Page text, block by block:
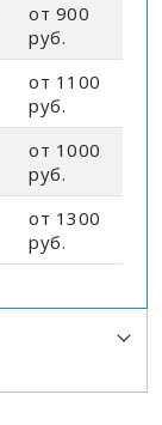
от 900
руб.
от 1100
руб.
от 1000
руб.
от 1300
руб.